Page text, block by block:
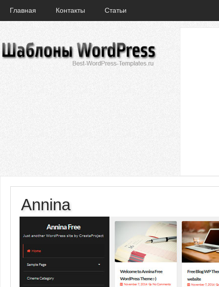
Главная Контакты Статьи
Annina